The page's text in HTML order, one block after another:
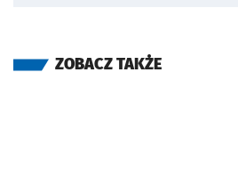
ZOBACZ TAKŻE